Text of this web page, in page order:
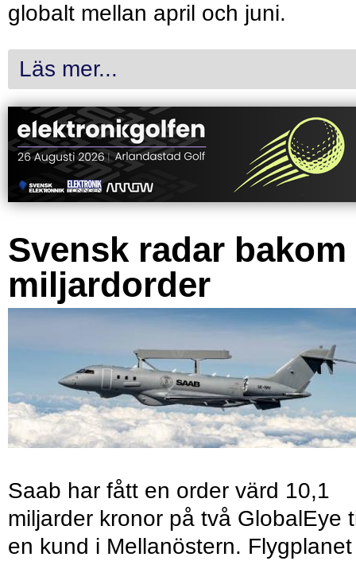
globalt mellan april och juni.
Läs mer...
Svensk radar bakom
miljardorder
Saab har fått en order värd 10,1
miljarder kronor på två GlobalEye
en kund i Mellanöstern.